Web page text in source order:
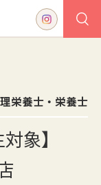
栄養士・栄養士
象】